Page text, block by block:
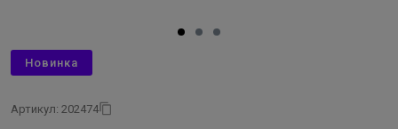
Новинка
Артикул: 202474